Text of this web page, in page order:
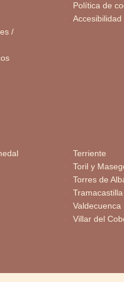
/
Política de
Accesibilidad
Terriente
Toril y
Torres de
Tramacastilla
Valdecuenca
Villar del